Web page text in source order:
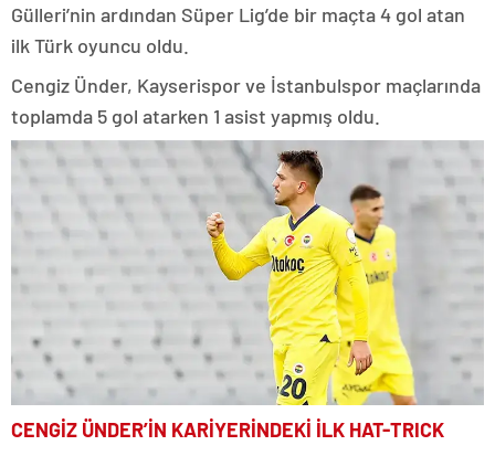
Gülleri’nin ardından Süper Lig’de bir maçta 4 gol atan
ilk Türk oyuncu oldu.
Cengiz Ünder, Kayserispor ve İstanbulspor maçlarında
toplamda 5 gol atarken 1 asist yapmış oldu.
CENGİZ ÜNDER’İN KARİYERİNDEKİ İLK HAT-TRICK